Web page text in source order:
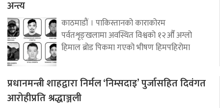
अन्त्य
काठमाडौं । पाकिस्तानको काराकोरम
पर्वतशृङ्खलामा अवस्थित विश्वको १२औँ अग्लो
हिमाल ब्रोड पिकमा गएको भीषण हिमपहिरोमा
प्रधानमन्त्री शाहद्वारा निर्मल ‘निम्सदाइ’ पुर्जासहित दिवंगत
आरोहीप्रति श्रद्धाञ्जली